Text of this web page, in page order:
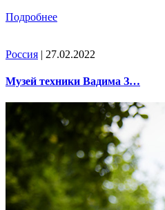
Подробнее
Россия | 27.02.2022
Музей техники Вадима З…